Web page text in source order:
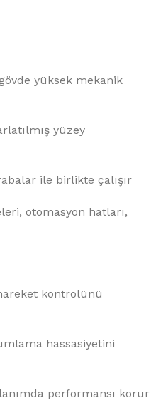
yüksek mekanik
yüzey
ile birlikte çalışır
otomasyon hatları,
kontrolünü
hassasiyetini
performansı korur